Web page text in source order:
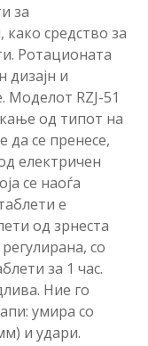
за
како средство за
Ротационата
дизајн и
Моделот RZJ-51
од типот на
се пренесе,
електричен
се наоѓа
е
од зрнеста
со
за 1 час.
Ние го
умира со
и удари.